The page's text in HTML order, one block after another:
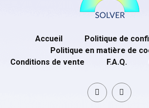
Accueil
Politique de
Politique en matière de
Conditions de vente
F.A.Q.